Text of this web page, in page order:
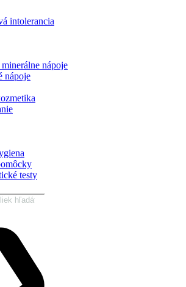
intolerancia
nápoje
nápoje
testy